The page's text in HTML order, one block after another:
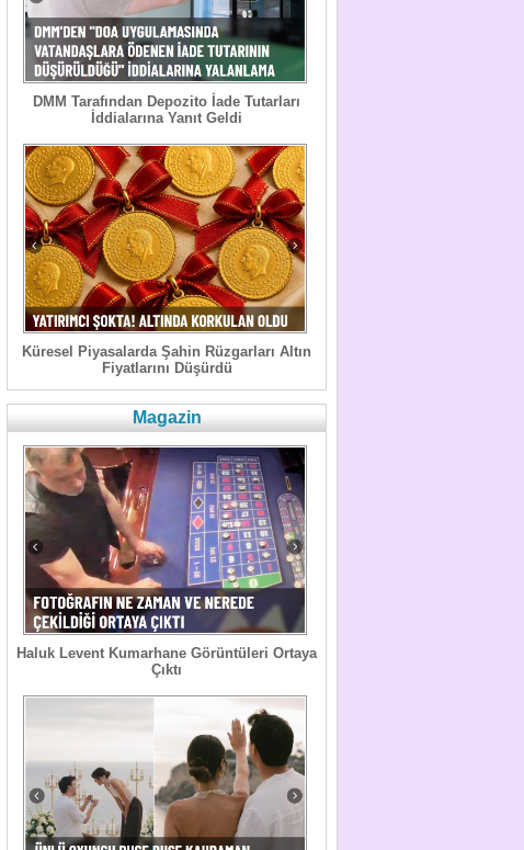
DMM Tarafından Depozito İade Tutarları
İddialarına Yanıt Geldi
Küresel Piyasalarda Şahin Rüzgarları Altın
Fiyatlarını Düşürdü
Magazin
Haluk Levent Kumarhane Görüntüleri Ortaya
Çıktı